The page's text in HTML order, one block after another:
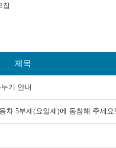
집
제목
기 안내
차 5부제(요일제)에 동참해 주세요!